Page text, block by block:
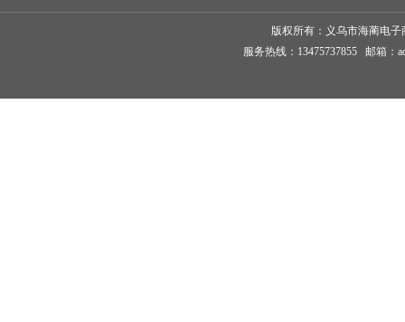
版权所有： 义乌市海蔺电子
服务热线：13475737855 邮箱：